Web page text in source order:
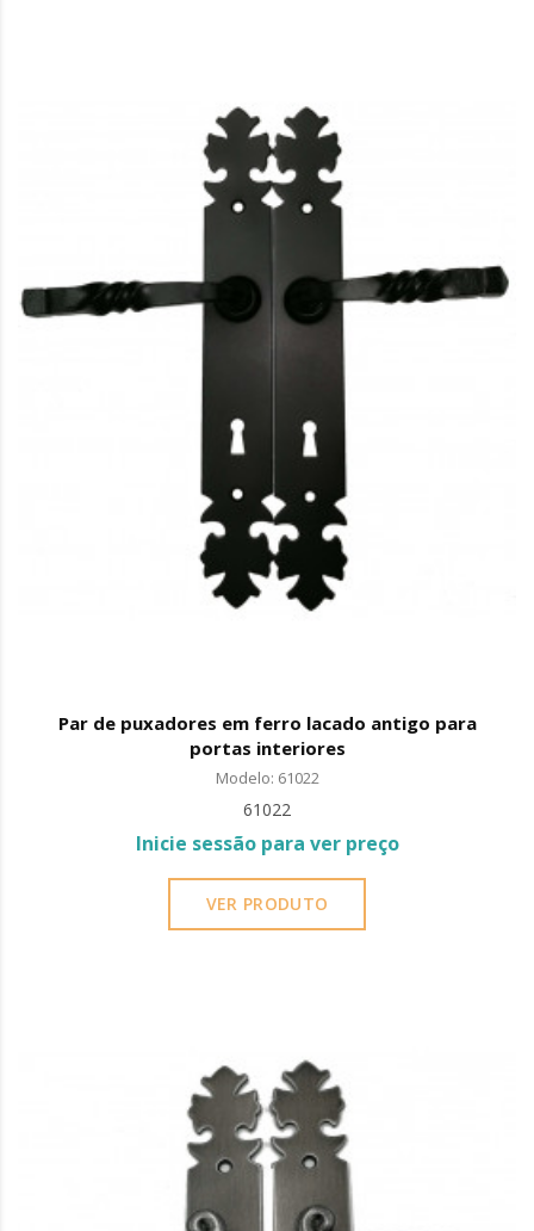
Par de puxadores em ferro lacado antigo para
portas interiores
Modelo: 61022
61022
Inicie sessão para ver preço
VER PRODUTO